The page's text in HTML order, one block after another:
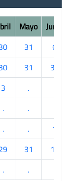
Mayo Junio
31
6
31
30
3 .
. .
. .
1
31
16
. .